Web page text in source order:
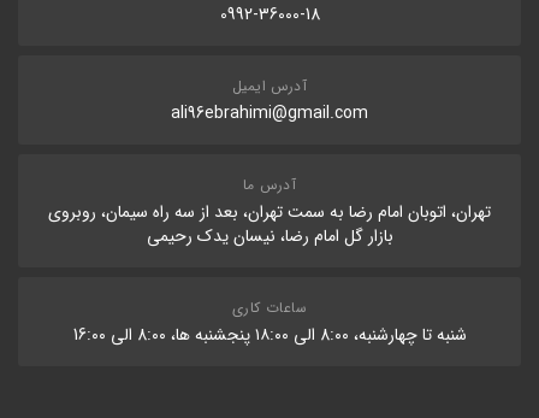
0992-36000-18
آدرس ایمیل
ali96ebrahimi@gmail.com
آدرس ما
تهران، اتوبان امام رضا به سمت تهران، بعد از سه راه سیمان، روبروی
بازار گل امام رضا، نیسان یدک رحیمی
ساعات کاری
شنبه تا چهارشنبه، 8:۰۰ الی ۱۸:۰۰ پنجشنبه ها، 8:۰۰ الی 16:۰۰